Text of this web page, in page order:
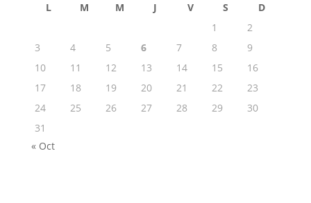
L M M J V S
D
1
2
3
4 5 6 7 8
9
10
11 12 13 14 15
16
17
18 19 20 21 22
23
24
25 26 27 28 29
30
31
« Oct